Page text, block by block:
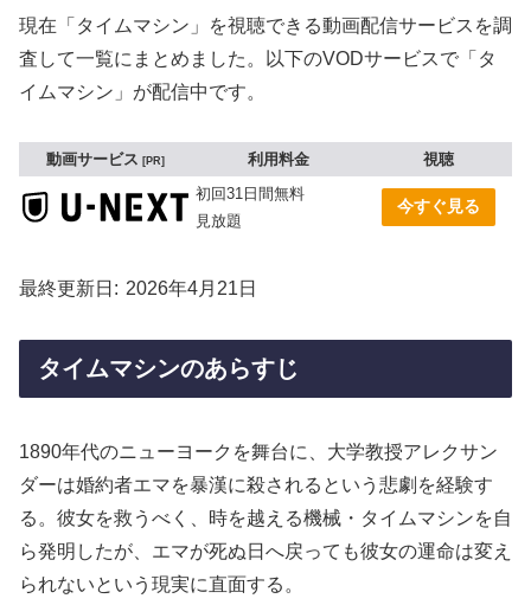
現在「タイムマシン」を視聴できる動画配信サービスを調
査して一覧にまとめました。以下のVODサービスで「タ
イムマシン」が配信中です。
動画サービス PR 利用料金
視聴
初回31日間無料
見放題
今すぐ見る
最終更新日 2026年4月21日
タイムマシンのあらすじ
1890年代のニューヨークを舞台に、大学教授アレクサン
ダーは婚約者エマを暴漢に殺されるという悲劇を経験す
る。彼女を救うべく、時を越える機械・タイムマシンを自
ら発明したが、エマが死ぬ日へ戻っても彼女の運命は変え
られないという現実に直面する。